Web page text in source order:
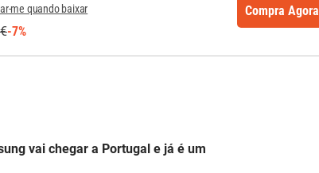
me quando baixar
-7%
Compra Agora
vai chegar a Portugal e já é um